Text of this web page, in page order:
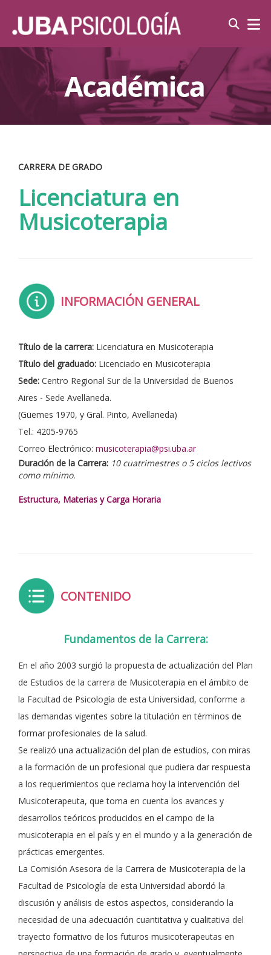
CARRERA DE GRADO
Licenciatura en
Musicoterapia
INFORMACIÓN GENERAL
Título de la carrera: Licenciatura en Musicoterapia
Título del graduado: Licenciado en Musicoterapia
Sede: Centro Regional Sur de la Universidad de Buenos
Aires - Sede Avellaneda.
(Güemes 1970, y Gral. Pinto, Avellaneda)
Tel.: 4205-9765
Correo Electrónico: musicoterapia@psi.uba.ar
Duración de la Carrera: 10 cuatrimestres o 5 ciclos lectivos
como mínimo.
Estructura, Materias y Carga Horaria
CONTENIDO
Fundamentos de la Carrera:
En el año 2003 surgió la propuesta de actualización del Plan
de Estudios de la carrera de Musicoterapia en el ámbito de
la Facultad de Psicología de esta Universidad, conforme a
las demandas vigentes sobre la titulación en términos de
formar profesionales de la salud.
Se realizó una actualización del plan de estudios, con miras
a la formación de un profesional que pudiera dar respuesta
a los requerimientos que reclama hoy la intervención del
Musicoterapeuta, que toma en cuenta los avances y
desarrollos teóricos producidos en el campo de la
musicoterapia en el país y en el mundo y a la generación de
prácticas emergentes.
La Comisión Asesora de la Carrera de Musicoterapia de la
Facultad de Psicología de esta Universidad abordó la
discusión y análisis de estos aspectos, considerando la
necesidad de una adecuación cuantitativa y cualitativa del
trayecto formativo de los futuros musicoterapeutas en